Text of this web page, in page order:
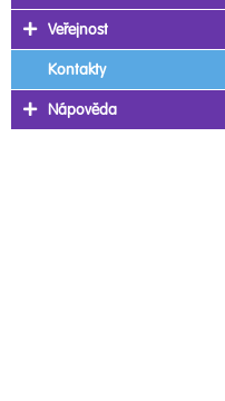
Veřejnost
Kontakty
Nápověda